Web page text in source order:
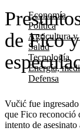
Economía
Política
Agricultura y
Salud
Tecnología
Energía,
Defensa
de Fico
Vučić fue
que Fico reconoció
intento de